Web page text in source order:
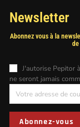
Newsletter
Abonnez vous à la
de
J'autorise Pepitor
ne seront jamais